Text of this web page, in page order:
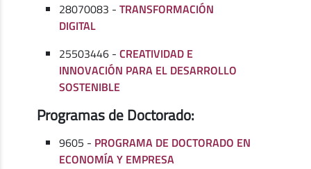
28070083 -TRANSFORMACIÓN
DIGITAL
25503446 -CREATIVIDAD E
INNOVACIÓN PARA EL DESARROLLO
SOSTENIBLE
Programas de Doctorado:
9605 - PROGRAMA DE DOCTORADO EN
ECONOMÍA Y EMPRESA